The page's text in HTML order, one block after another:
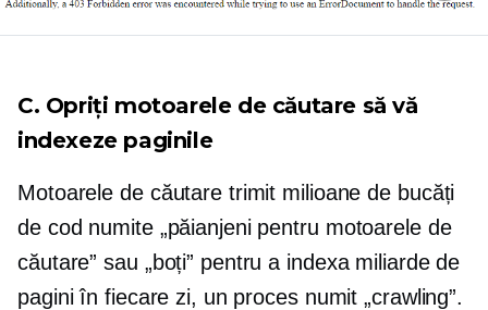
C. Opriți motoarele de căutare să vă
indexeze paginile
Motoarele de căutare trimit milioane de bucăți
de cod numite „păianjeni pentru motoarele de
căutare” sau „boți” pentru a indexa miliarde de
pagini în fiecare zi, un proces numit „crawling”.